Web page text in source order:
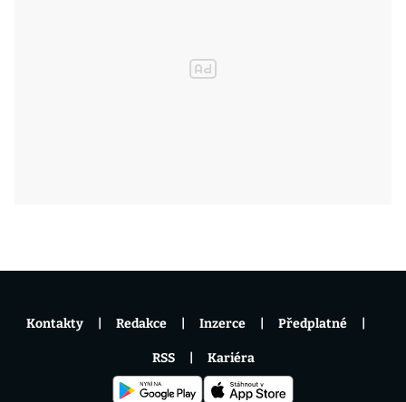
Kontakty Redakce Inzerce Předplatné
RSS Kariéra